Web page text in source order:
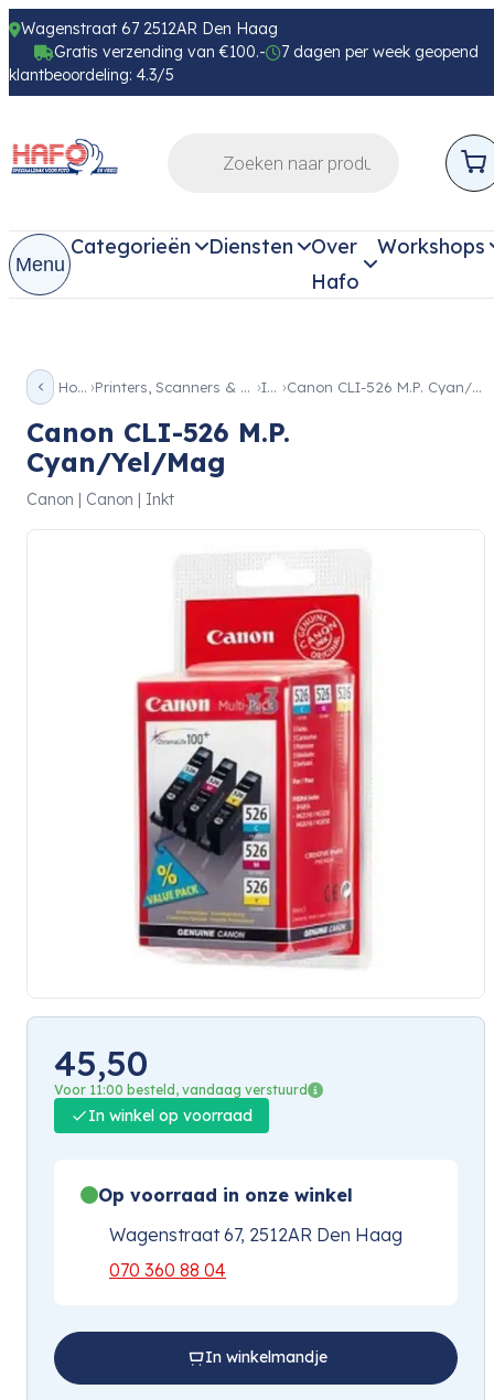
Wagenstraat 67 2512AR Den Haag
Gratis verzending van €100.-
7 dagen per week geopend
klantbeoordeling: 4.3/5
Menu
Categorieën Diensten
Over
Hafo
Workshops
Home Printers, Scanners & Beamer Inkt Canon CLI-526 M.P. Cyan/Yel/Mag
Canon CLI-526 M.P.
Cyan/Yel/Mag
Canon | Canon | Inkt
45,50
Voor 11:00 besteld, vandaag verstuurd
In winkel op voorraad
Op voorraad in onze winkel
Wagenstraat 67, 2512AR Den Haag
070 360 88 04
In winkelmandje